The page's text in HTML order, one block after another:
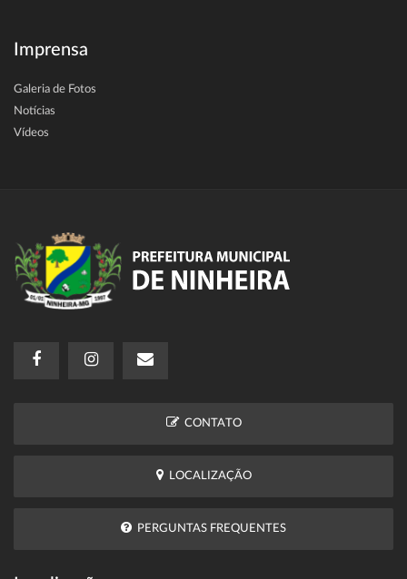
Imprensa
Galeria de Fotos
Notícias
Vídeos
CONTATO
LOCALIZAÇÃO
PERGUNTAS FREQUENTES